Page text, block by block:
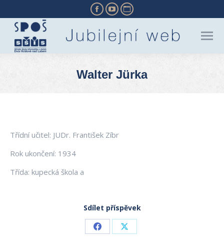
Facebook
opens
window
YouTube
opens
window
Website
opens
window
Walter Jürka
Třídní učitel: JUDr. František Zíbr
Rok ukončení: 1934
Třída: kupecká škola a
Sdílet příspěvek
Share Share